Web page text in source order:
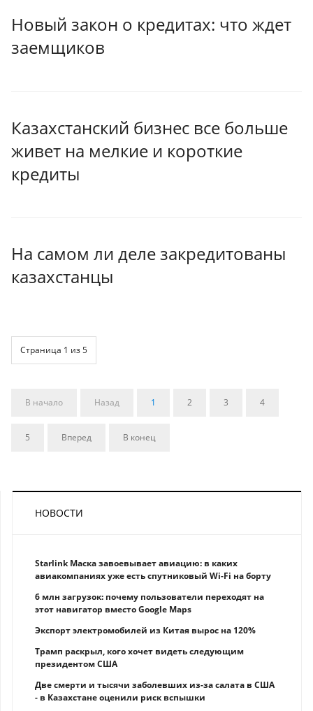
Новый закон о кредитах: что ждет
заемщиков
Казахстанский бизнес все больше
живет на мелкие и короткие
кредиты
На самом ли деле закредитованы
казахстанцы
Страница 1 из 5
В начало Назад 1 2 3 4
5 Вперед В конец
НОВОСТИ
Starlink Маска завоевывает авиацию: в каких
авиакомпаниях уже есть спутниковый Wi-Fi на борту
6 млн загрузок: почему пользователи переходят на
этот навигатор вместо Google Maps
Экспорт электромобилей из Китая вырос на 120%
Трамп раскрыл, кого хочет видеть следующим
президентом США
Две смерти и тысячи заболевших из-за салата в США
- в Казахстане оценили риск вспышки